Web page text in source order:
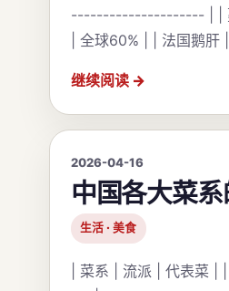
--------------------- | | 蔓
| 全球60% | | 法国鹅肝
继续阅读
2026-04-16
中国各大菜
生活 · 美食
| 菜系 | 流派 | 代表